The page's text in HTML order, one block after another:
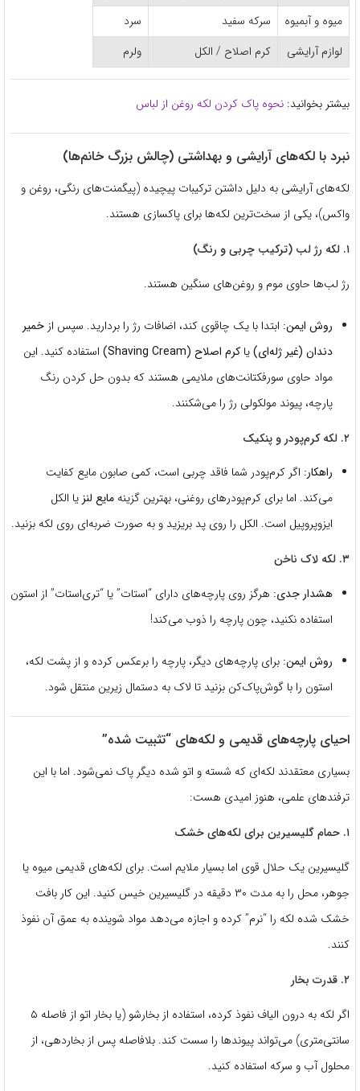
میوه و آبمیوه
سرکه سفید
سرد
لوازم آرایشی
کرم اصلاح / الکل ولرم
بیشتر بخوانید: نحوه پاک کردن لکه روغن از لباس
نبرد با لکه‌های آرایشی و بهداشتی (چالش بزرگ خانم‌ها)
لکه‌های آرایشی به دلیل داشتن ترکیبات پیچیده (پیگمنت‌های رنگی، روغن و
واکس)، یکی از سخت‌ترین لکه‌ها برای پاکسازی هستند.
۱. لکه رژ لب (ترکیب چربی و رنگ)
رژ لب‌ها حاوی موم و روغن‌های سنگین هستند.
روش ایمن: ابتدا با یک چاقوی کند، اضافات رژ را بردارید. سپس از خمیر
دندان (غیر ژله‌ای)یا کرم اصلاح (Shaving Cream)
استفاده کنید. این
مواد حاوی سورفکتانت‌های ملایمی هستند که بدون حل کردن رنگ
پارچه، پیوند مولکولی رژ را می‌شکنند.
۲. لکه کرم‌پودر و پنکیک
راهکار: اگر کرم‌پودر شما فاقد چربی است، کمی صابون مایع کفایت
می‌کند. اما برای کرم‌پودرهای روغنی، بهترین گزینه مایع لنزیا الکل
ایزوپروپیل است. الکل را روی پد بریزید و به صورت ضربه‌ای روی لکه بزنید.
۳. لکه لاک ناخن
هشدار جدی: هرگز روی پارچه‌های دارای “استات” یا “تری‌استات” از استون
استفاده نکنید، چون پارچه را ذوب می‌کند!
روش ایمن: برای پارچه‌های دیگر، پارچه را برعکس کرده و از پشت لکه،
استون را با گوش‌پاک‌کن بزنید تا لاک به دستمال زیرین منتقل شود.
احیای پارچه‌های قدیمی و لکه‌های “تثبیت شده”
بسیاری معتقدند لکه‌ای که شسته و اتو شده دیگر پاک نمی‌شود. اما با این
ترفندهای علمی، هنوز امیدی هست:
۱. حمام گلیسیرین برای لکه‌های خشک
گلیسیرین یک حلال قوی اما بسیار ملایم است. برای لکه‌های قدیمی میوه یا
جوهر، محل را به مدت ۳۰ دقیقه در گلیسیرین خیس کنید. این کار بافت
خشک شده لکه را “نرم” کرده و اجازه می‌دهد مواد شوینده به عمق آن نفوذ
کنند.
۲. قدرت بخار
اگر لکه به درون الیاف نفوذ کرده، استفاده از بخارشو (یا بخار اتو از فاصله ۵
سانتی‌متری) می‌تواند پیوندها را سست کند. بلافاصله پس از بخاردهی، از
محلول آب و سرکه استفاده کنید.